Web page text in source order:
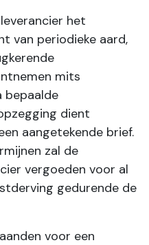
het
van periodieke aard,
mits
bepaalde
dient
aangetekende brief.
zal de
vergoeden voor al
gedurende de
voor een